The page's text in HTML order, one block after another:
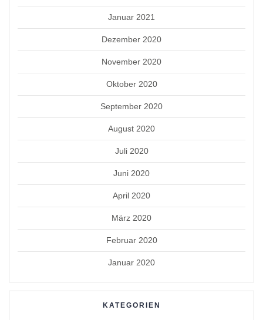
Januar 2021
Dezember 2020
November 2020
Oktober 2020
September 2020
August 2020
Juli 2020
Juni 2020
April 2020
März 2020
Februar 2020
Januar 2020
KATEGORIEN